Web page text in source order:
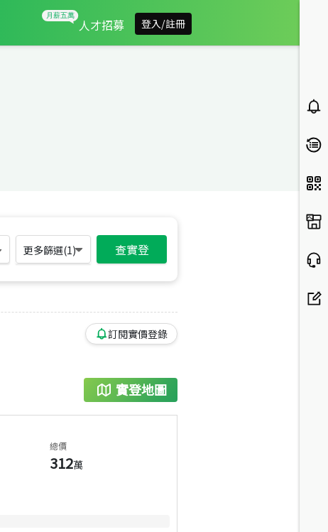
人才招募 登入/註冊
更多篩選(1) 查實登
訂閱實價登錄
實登地圖
總價
312萬